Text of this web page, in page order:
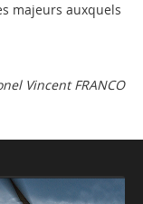
majeurs auxquels
Vincent FRANCO